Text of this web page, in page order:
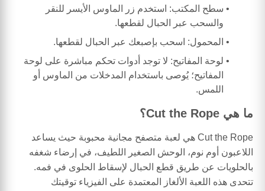
سطح المكتب: استخدم زر الماوس الأيسر للنقر
والسحب عبر الحبال لقطعها.
المحمول: اسحب بإصبعك عبر الحبال لقطعها.
لوحة المفاتيح: لا توجد أدوات تحكم مباشرة على لوحة
المفاتيح؛ يُوصى باستخدام المدخلات من الماوس أو
اللمس.
ما هي Cut the Rope؟
Cut the Rope هي لعبة متصفح مجانية محبوبة حيث يساعد
اللاعبون أوم نوم، الوحش الصغير اللطيف، في إرضاء شغفه
بالحلويات عن طريق قطع الحبال لإسقاط الحلوى في فمه.
تتحدى هذه اللعبة الألغاز المعتمدة على الفيزياء توقيتك